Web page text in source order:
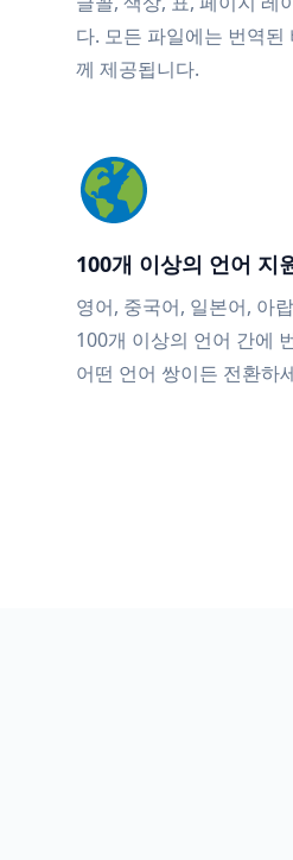
다. 모든 파일에는 번역
께 제공됩니다.
100개 이상의 언어 지
영어, 중국어, 일본어, 아
100개 이상의 언어 간에
어떤 언어 쌍이든 전환하